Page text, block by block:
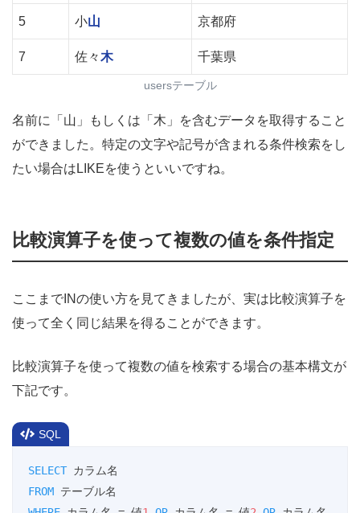
5 小山 京都府
7 佐々木 千葉県
usersテーブル
名前に「山」もしくは「木」を含むデータを取得すること
ができました。特定の文字や記号が含まれる条件検索をし
たい場合はLIKEを使うといいですね。
比較演算子を使って複数の値を条件指定
ここまでINの使い方を見てきましたが、実は比較演算子を
使って全く同じ結果を得ることができます。
比較演算子を使って複数の値を検索する場合の基本構文が
下記です。
SQL
SELECT
FROM